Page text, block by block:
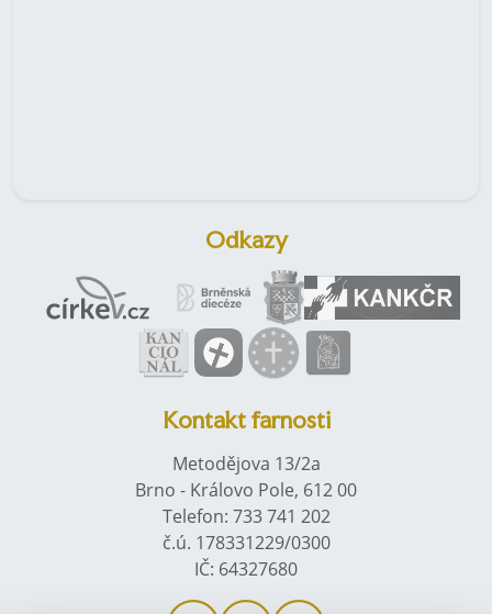
Odkazy
Kontakt farnosti
Metodějova 13/2a
Brno - Královo Pole, 612 00
Telefon: 733 741 202
č.ú. 178331229/0300
IČ: 64327680